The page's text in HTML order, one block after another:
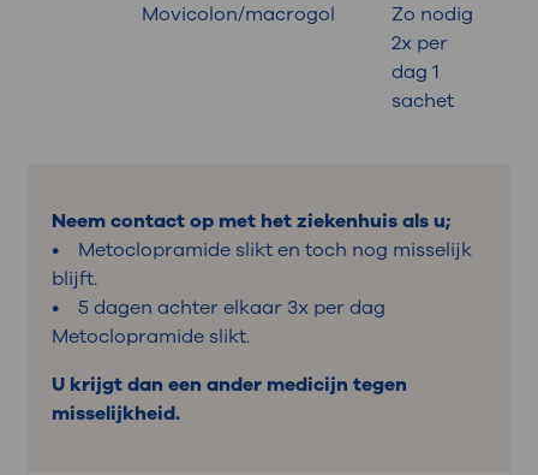
Movicolon/macrogol
Zo nodig
2x per
dag 1
sachet
Neem contact op met het ziekenhuis als u;
• Metoclopramide slikt en toch nog misselijk
blijft.
• 5 dagen achter elkaar 3x per dag
Metoclopramide slikt.
U krijgt dan een ander medicijn tegen
misselijkheid.